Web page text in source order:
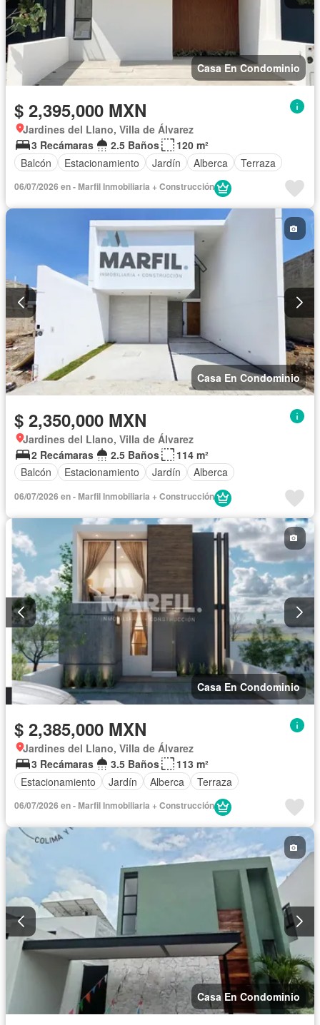
Casa En Condominio
$ 2,395,000 MXN
Jardines del Llano, Villa de Álvarez
3 Recámaras
2.5 Baños
120 m²
Balcón
Estacionamiento Jardín Alberca Terraza
06/07/2026 en - Marfil Inmobiliaria + Construcción
Casa En Condominio
$ 2,350,000 MXN
Jardines del Llano, Villa de Álvarez
2 Recámaras
2.5 Baños
114 m²
Balcón
Estacionamiento Jardín Alberca
06/07/2026 en - Marfil Inmobiliaria + Construcción
Casa En Condominio
$ 2,385,000 MXN
Jardines del Llano, Villa de Álvarez
3 Recámaras
3.5 Baños
113 m²
Estacionamiento
Jardín Alberca Terraza
06/07/2026 en - Marfil Inmobiliaria + Construcción
Casa En Condominio